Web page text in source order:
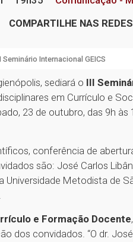
COMPARTILHE NAS
Internacional GEICS
sediará o III
em Currículo e
23 de outubro, das 9h às
conferência de
são: José Carlos
Universidade Metodista de
e Formação Docente
dos convidados. “O dr.